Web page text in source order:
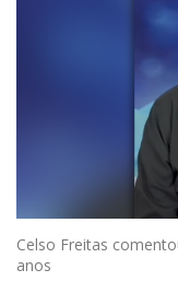
Celso Freitas
anos